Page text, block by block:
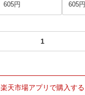
605円
605円
楽天市場アプリで購入する